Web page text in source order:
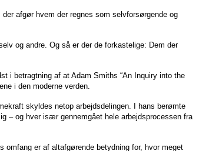
afgør hvem der regnes som selvforsørgende og
og andre. Og så er der de forkastelige: Dem der
i betragtning af at Adam Smiths “An Inquiry into the
i den moderne verden.
skyldes netop arbejdsdelingen. I hans berømte
– og hver især gennemgået hele arbejdsprocessen fra
er af altafgørende betydning for, hvor meget